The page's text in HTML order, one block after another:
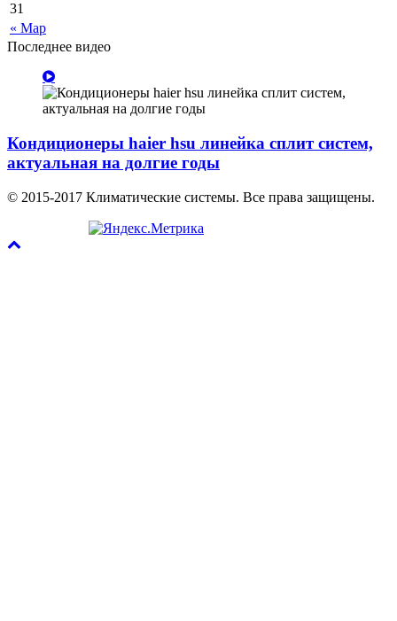
« Мар
31
Последнее видео
Кондиционеры haier hsu линейка сплит систем,
актуальная на долгие годы
© 2015-2017 Климатические системы. Все права защищены.